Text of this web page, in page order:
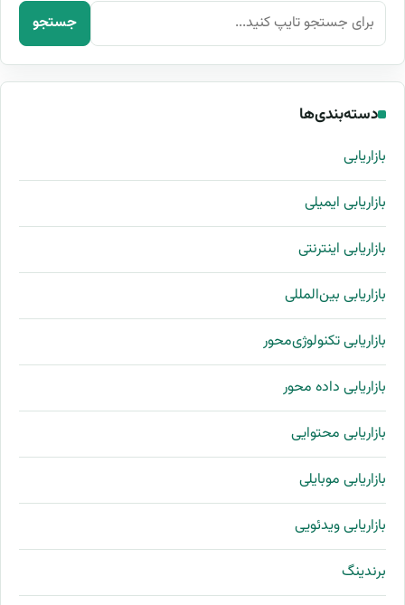
جستجو برای: جستجو
دسته‌بندی‌ها
بازاریابی
بازاریابی ایمیلی
بازاریابی اینترنتی
بازاریابی بین‌المللی
بازاریابی تکنولوژی‌محور
بازاریابی داده محور
بازاریابی محتوایی
بازاریابی موبایلی
بازاریابی ویدئویی
برندینگ